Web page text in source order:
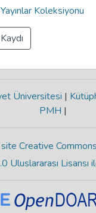
Koleksiyonu
Üniversitesi |
PMH |
Creative
Uluslararası Lisansı